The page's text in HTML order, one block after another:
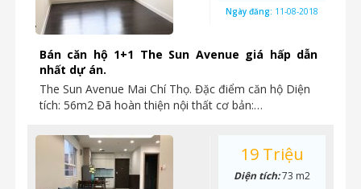
Bán căn hộ 1+1 The Sun Avenue giá hấp dẫn
nhất dự án.
The Sun Avenue Mai Chí Thọ. Đặc điểm căn hộ Diện
tích: 56m2 Đã hoàn thiện nội thất cơ bản:…
Ngày đăng: 11-08-2018
19 Triệu
Diện tích:73 m2